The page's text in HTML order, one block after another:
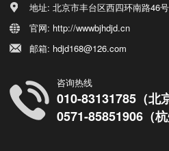
地址: 北京市丰台区西四环南路46
官网: http://wwwbjhdjd.cn
邮箱: hdjd168@126.com
咨询热线
010-83131785（北
0571-85851906（